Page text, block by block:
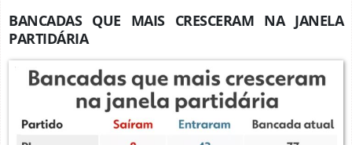
BANCADAS QUE MAIS CRESCERAM NA JANELA
PARTIDÁRIA